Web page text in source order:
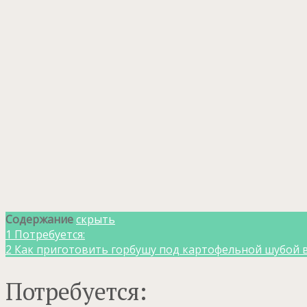
Содержаниескрыть
1 Потребуется:
2 Как приготовить горбушу под картофельной шубой
Потребуется: